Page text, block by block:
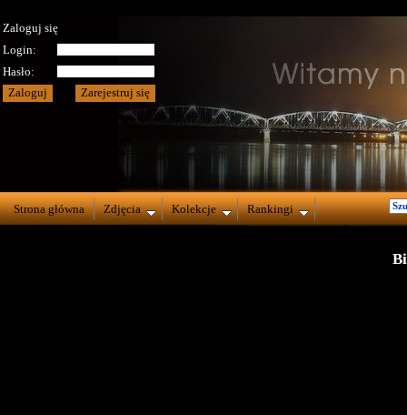
Zaloguj się
Login:
Hasło:
Strona główna Zdjęcia Kolekcje Rankingi